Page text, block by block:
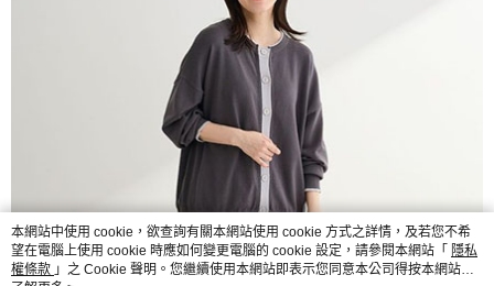
本網站中使用 cookie，欲查詢有關本網站使用 cookie 方式之詳情，及若您不希
望在電腦上使用 cookie 時應如何變更電腦的 cookie 設定，請參閱本網站「 隱私
權條款 」之 Cookie 聲明。您繼續使用本網站即表示您同意本公司得按本網站使